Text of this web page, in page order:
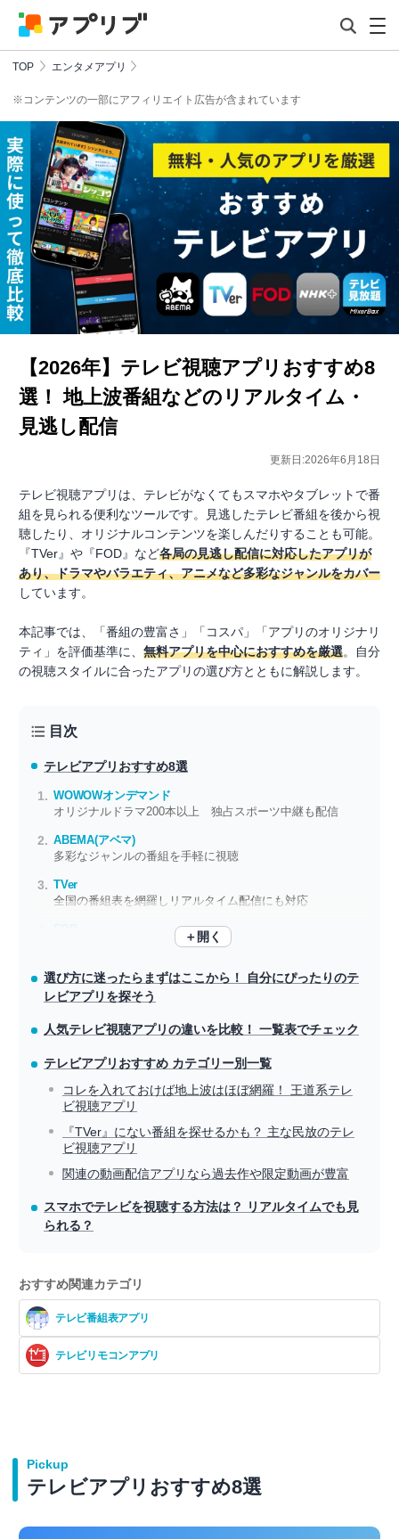
TOP エンタメアプリ
※コンテンツの一部にアフィリエイト広告が含まれています
【2026年】テレビ視聴アプリおすすめ8
選！ 地上波番組などのリアルタイム・
見逃し配信
更新日:2026年6月18日
テレビ視聴アプリは、テレビがなくてもスマホやタブレットで番
組を見られる便利なツールです。見逃したテレビ番組を後から視
聴したり、オリジナルコンテンツを楽しんだりすることも可能。
『TVer』や『FOD』など各局の見逃し配信に対応したアプリが
あり、ドラマやバラエティ、アニメなど多彩なジャンルをカバー
しています。
本記事では、「番組の豊富さ」「コスパ」「アプリのオリジナリ
ティ」を評価基準に、 無料アプリを中心におすすめを厳選。自分
の視聴スタイルに合ったアプリの選び方とともに解説します。
目次
テレビアプリ おすすめ8選
WOWOWオンデマンド
オリジナルドラマ200本以上 独占スポーツ中継も配信
ABEMA(アベマ)
多彩なジャンルの番組を手軽に視聴
TVer
全国の番組表を網羅しリアルタイム配信にも対応
＋開く
選び方に迷ったらまずはここから！ 自分にぴったりのテ
レビアプリを探そう
人気テレビ視聴アプリの違いを比較！ 一覧表でチェック
テレビアプリおすすめ カテゴリー別一覧
コレを入れておけば地上波はほぼ網羅！ 王道系テレ
ビ視聴アプリ
『TVer』にない番組を探せるかも？ 主な民放のテレ
ビ視聴アプリ
関連の動画配信アプリなら過去作や限定動画が豊富
スマホでテレビを視聴する方法は？ リアルタイムでも見
られる？
おすすめ関連カテゴリ
テレビ番組表アプリ
テレビリモコンアプリ
Pickup
テレビアプリおすすめ8選